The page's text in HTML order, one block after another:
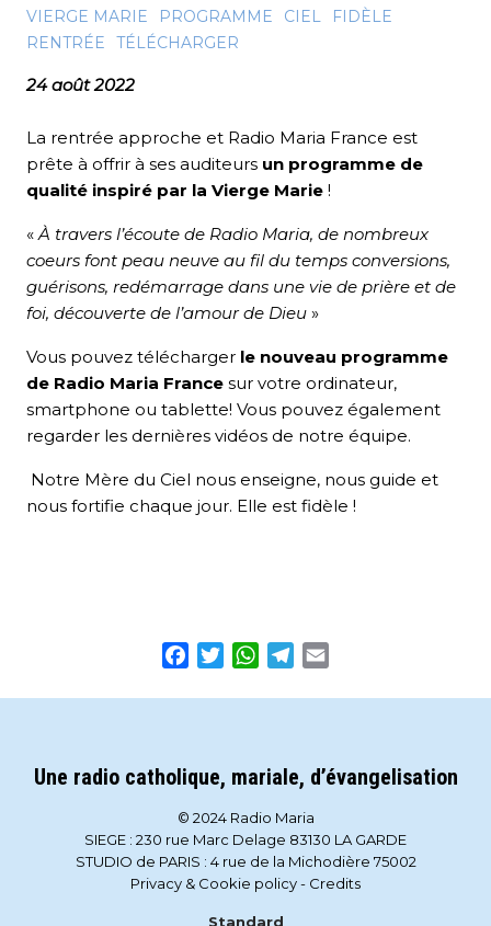
VIERGE MARIE PROGRAMME CIEL
FIDÈLE
RENTRÉE
TÉLÉCHARGER
24 août 2022
La rentrée approche et Radio Maria France est
prête à offrir à ses auditeurs un programme de
qualité inspiré par la Vierge Marie !
«À travers l’écoute de Radio Maria, de nombreux
coeurs font peau neuve au fil du temps conversions,
guérisons, redémarrage dans une vie de prière et de
foi, découverte de l’amour de Dieu »
Vous pouvez télécharger le nouveau programme
de Radio Maria France sur votre ordinateur,
smartphone ou tablette! Vous pouvez également
regarder les dernières vidéos de notre équipe.
Notre Mère du Ciel nous enseigne, nous guide et
nous fortifie chaque jour. Elle est fidèle !
Facebook
TwitterWhatsApp
Telegram
Une radio catholique, mariale, d’évangelisation
© 2024 Radio Maria
SIEGE : 230 rue Marc Delage 83130 LA GARDE
STUDIO de PARIS : 4 rue de la Michodière 75002
Privacy & Cookie policy- Credits
Standard